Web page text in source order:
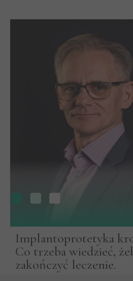
Implantoprotetyka
Co trzeba wiedzieć,
zakończyć leczenie.